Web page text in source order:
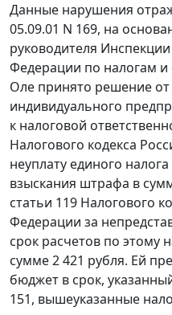
Данные нарушения
05.09.01 N 169, на
руководителя
Федерации по налогам
Оле принято решение
индивидуального
к налоговой
Налогового кодекса
неуплату единого
взыскания штрафа в
статьи 119 Налогового
Федерации за
срок расчетов по этому
сумме 2 421 рубля. Ей
бюджет в срок,
151, вышеуказанные